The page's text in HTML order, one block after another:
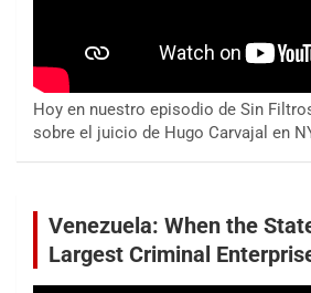
Hoy en nuestro episodio de Sin
sobre el juicio de Hugo Carvajal en
Venezuela: When the
Largest Criminal